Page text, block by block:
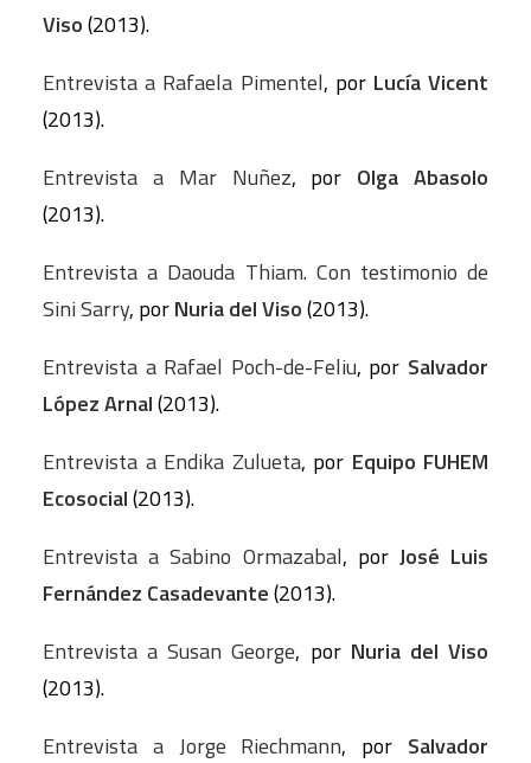
Viso(2013).
Entrevista a Rafaela Pimentel, porLucía Vicent
(2013).
Entrevista a Mar Nuñez, por Olga Abasolo
(2013).
Entrevista a Daouda Thiam. Con testimonio de
Sini Sarry, porNuria del Viso(2013).
Entrevista a Rafael Poch-de-Feliu, por Salvador
López Arnal(2013).
Entrevista a Endika Zulueta, por Equipo FUHEM
Ecosocial(2013).
Entrevista a Sabino Ormazabal, por José Luis
Fernández Casadevante(2013).
Entrevista a Susan George, por Nuria del Viso
(2013).
Entrevista a Jorge Riechmann, por Salvador